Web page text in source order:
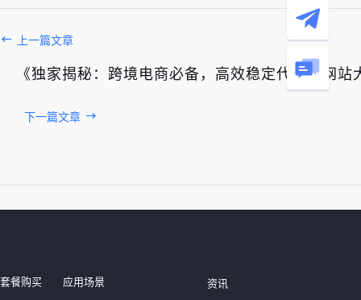
上一篇文章
《独家揭秘：跨境电商必备，高效稳定代理IP网站
下一篇文章
套餐购买
应用场景
资讯
发布于： 2026年08月06日